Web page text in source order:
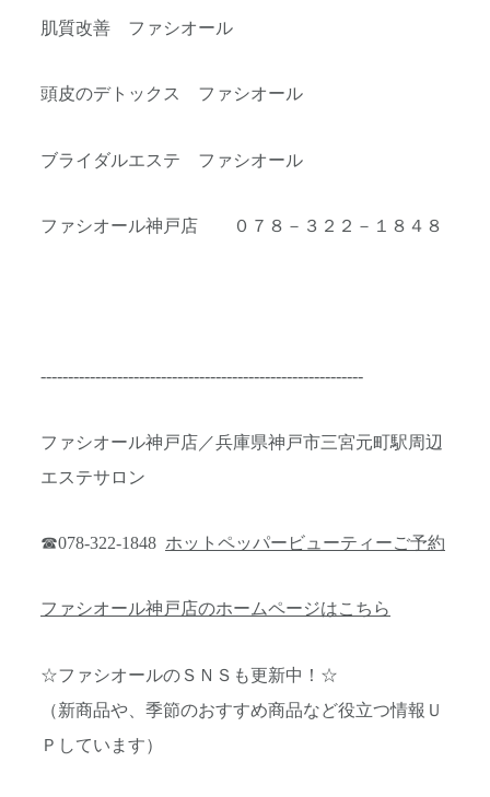
肌質改善 ファシオール
頭皮のデトックス ファシオール
ブライダルエステ ファシオール
ファシオール神戸店 ０７８－３２２－１８４８
-----------------------------------------------------------
ファシオール神戸店／兵庫県神戸市三宮元町駅周辺
エステサロン
☎078-322-1848 ホットペッパービューティーご予約
ファシオール神戸店のホームページはこちら
☆ファシオールのＳＮＳも更新中！☆
（新商品や、季節のおすすめ商品など役立つ情報Ｕ
Ｐしています）